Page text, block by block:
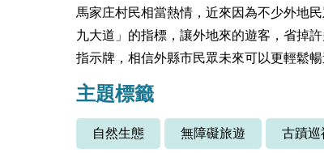
馬家庄村民相當熱情，近來因為不少外地
九大道」的指標，讓外地來的遊客，省掉
指示牌，相信外縣市民眾未來可以更輕鬆暢
主題標籤
自然生態 無障礙旅遊 古蹟巡